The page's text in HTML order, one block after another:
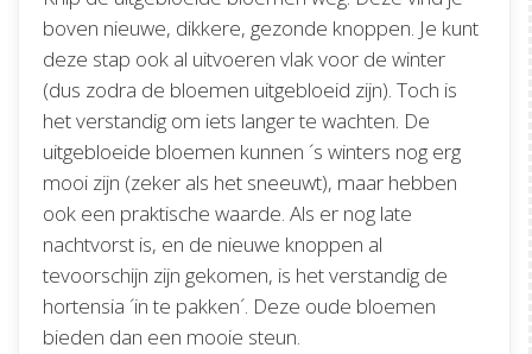
boven nieuwe, dikkere, gezonde knoppen. Je kunt
deze stap ook al uitvoeren vlak voor de winter
(dus zodra de bloemen uitgebloeid zijn). Toch is
het verstandig om iets langer te wachten. De
uitgebloeide bloemen kunnen ´s winters nog erg
mooi zijn (zeker als het sneeuwt), maar hebben
ook een praktische waarde. Als er nog late
nachtvorst is, en de nieuwe knoppen al
tevoorschijn zijn gekomen, is het verstandig de
hortensia ´in te pakken´. Deze oude bloemen
bieden dan een mooie steun.